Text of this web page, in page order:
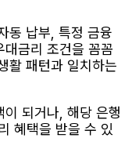
동 납부, 특정 금융
금리 조건을 꼼꼼
활 패턴과 일치하는
되거나, 해당 은행
혜택을 받을 수 있